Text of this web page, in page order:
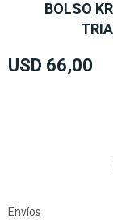
BOLSO
USD 66,00
Envíos